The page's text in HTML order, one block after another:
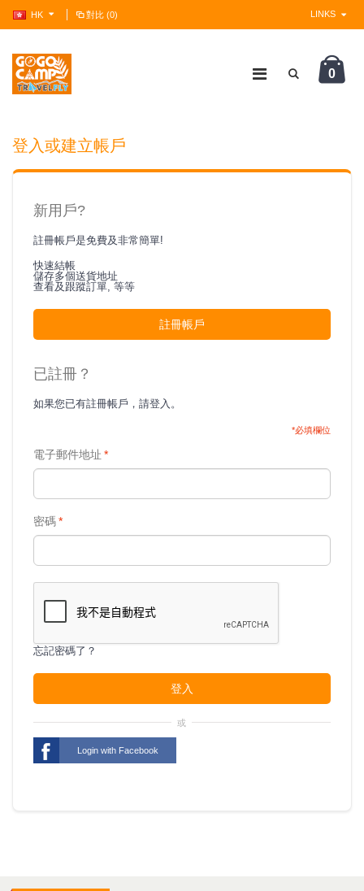
HK 對比 (0) LINKS
0
登入或建立帳戶
新用戶?
註冊帳戶是免費及非常簡單!
快速結帳
儲存多個送貨地址
查看及跟蹤訂單, 等等
註冊帳戶
已註冊？
如果您已有註冊帳戶，請登入。
*必填欄位
*
電子郵件地址
*
密碼
忘記密碼了？
登入
或
Login with Facebook